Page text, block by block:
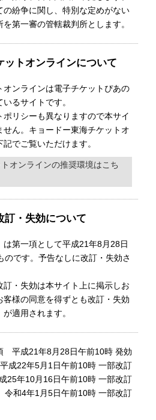
紛争に関し、特別な定めがない
第一審の管轄裁判所とします。
ットオンラインについて
オンラインは電子チケットぴあの
るサイトです。
リシーも異なりますので本サイ
せん。キョードー東海チケットオ
でご覧いただけます。
オンラインの推奨環境はこち
訂・失効について
は第一項として平成21年8月28日
のです。予告なしに改訂・失効さ
訂・失効は本サイト上に掲示しお
様の同意を得ずとも改訂・失効
適用されます。
平成21年8月28日午前10時 発効
平成22年5月1日午前10時 一部改訂
25年10月16日午前10時 一部改訂
令和4年1月5日午前10時 一部改訂